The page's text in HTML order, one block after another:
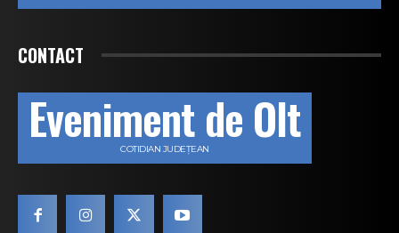
CONTACT
Eveniment de Olt
COTIDIAN JUDEȚEAN